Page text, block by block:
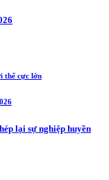
thế cực lớn
lại sự nghiệp huyền